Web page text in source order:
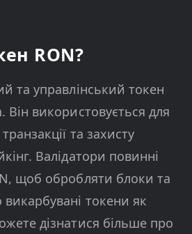
RON?
та управлінський токен
Він використовується для
та захисту
Валідатори повинні
щоб обробляти блоки та
токени як
дізнатися більше про